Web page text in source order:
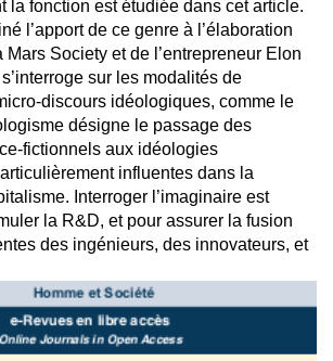
la fonction est étudiée dans cet article.
l’apport de ce genre à l’élaboration
Society et de l’entrepreneur Elon
sur les modalités de
discours idéologiques, comme le
désigne le passage des
fictionnels aux idéologies
influentes dans la
Interroger l’imaginaire est
la R&D, et pour assurer la fusion
des ingénieurs, des innovateurs, et